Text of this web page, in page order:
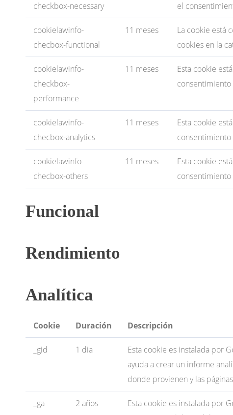
checkbox-necessary
el
cookielawinfo-
checbox-functional
11 meses
La cookie está
cookies en la
cookielawinfo-
checkbox-
performance
11 meses
Esta cookie
cookielawinfo-
checbox-analytics
11 meses
Esta cookie
consentimiento
cookielawinfo-
checbox-others
11 meses
Esta cookie
consentimiento
Funcional
Rendimiento
Analítica
Cookie Duración Descripción
_gid 1 dia
Esta cookie es instalada por
ayuda a crear un informe
donde provienen y las
_ga 2 años
Esta cookie es instalada por